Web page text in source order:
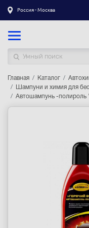
Россия - Москва
Каталог товаров
Регистрация
Оптовым и корпоративным
Главная Каталог
Шампуни и химия для
Автошампунь -полироль